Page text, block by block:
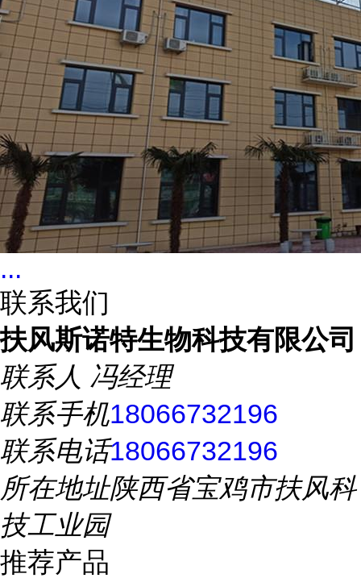
...
联系我们
扶风斯诺特生物科技有限公司
联系人 冯经理
联系手机18066732196
联系电话18066732196
所在地址陕西省宝鸡市扶风科
技工业园
推荐产品